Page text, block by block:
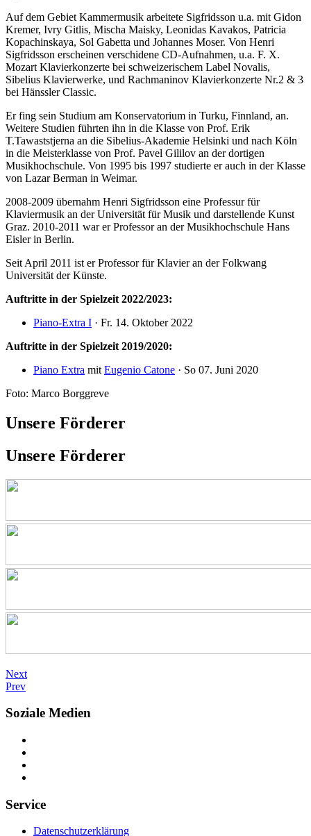
Auf dem Gebiet Kammermusik arbeitete Sigfridsson u.a. mit Gidon
Kremer, Ivry Gitlis, Mischa Maisky, Leonidas Kavakos, Patricia
Kopachinskaya, Sol Gabetta und Johannes Moser. Von Henri
Sigfridsson erscheinen verschidene CD-Aufnahmen, u.a. F. X.
Mozart Klavierkonzerte bei schweizerischem Label Novalis,
Sibelius Klavierwerke, und Rachmaninov Klavierkonzerte Nr.2 & 3
bei Hänssler Classic.
Er fing sein Studium am Konservatorium in Turku, Finnland, an.
Weitere Studien führten ihn in die Klasse von Prof. Erik
T.Tawaststjerna an die Sibelius-Akademie Helsinki und nach Köln
in die Meisterklasse von Prof. Pavel Gililov an der dortigen
Musikhochschule. Von 1995 bis 1997 studierte er auch in der Klasse
von Lazar Berman in Weimar.
2008-2009 übernahm Henri Sigfridsson eine Professur für
Klaviermusik an der Universität für Musik und darstellende Kunst
Graz. 2010-2011 war er Professor an der Musikhochschule Hans
Eisler in Berlin.
Seit April 2011 ist er Professor für Klavier an der Folkwang
Universität der Künste.
Auftritte in der Spielzeit 2022/2023:
Piano-Extra I · Fr. 14. Oktober 2022
Auftritte in der Spielzeit 2019/2020:
Piano Extra mit Eugenio Catone · So 07. Juni 2020
Foto: Marco Borggreve
Unsere Förderer
Unsere Förderer
Next
Prev
Soziale Medien
Service
Datenschutzerklärung